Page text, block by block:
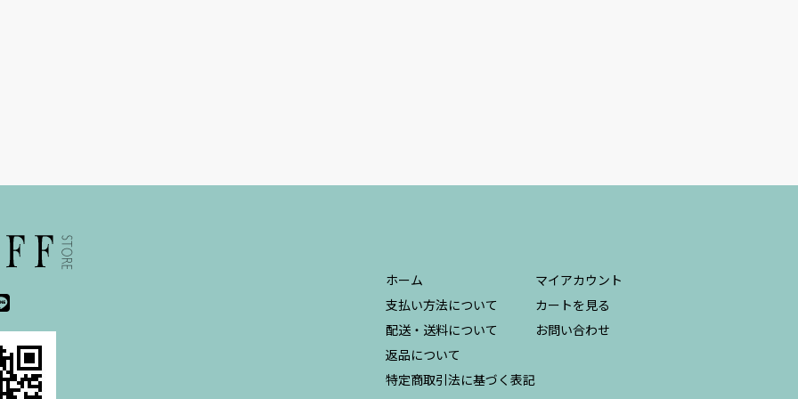
ホーム
支払い方法について
配送・送料について
返品について
特定商取引法に基づく表記
マイアカウント
カートを見る
お問い合わせ